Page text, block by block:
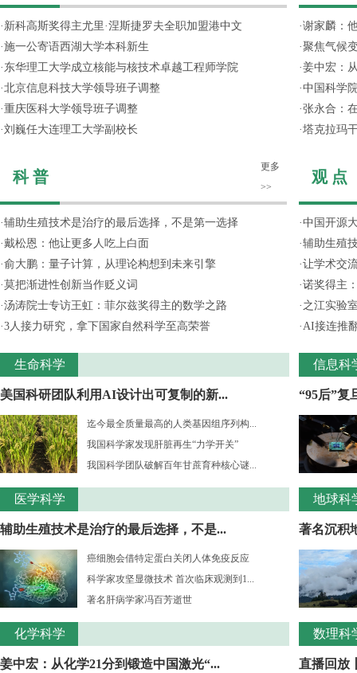
· 新科高斯奖得主尤里·涅斯捷罗夫全职加盟港中文
·施一公寄语西湖大学本科新生
· 东华理工大学成立核能与核技术卓越工程师学院
·北京信息科技大学领导班子调整
·重庆医科大学领导班子调整
·刘巍任大连理工大学副校长
科 普
更多
>>
·辅助生殖技术是治疗的最后选择，不是第一选择
·戴松恩：他让更多人吃上白面
·俞大鹏：量子计算，从理论构想到未来引擎
·莫把渐进性创新当作贬义词
·汤涛院士专访王虹：菲尔兹奖得主的数学之路
·3人接力研究，拿下国家自然科学至高荣誉
生命科学
美国科研团队利用AI设计出可复制的新...
迄今最全质量最高的人类基因组序列构...
我国科学家发现肝脏再生“力学开关”
我国科学团队破解百年甘蔗育种核心谜...
医学科学
辅助生殖技术是治疗的最后选择，不是...
癌细胞会借特定蛋白关闭人体免疫反应
科学家攻坚显微技术 首次临床观测到1...
著名肝病学家冯百芳逝世
化学科学
姜中宏：从化学21分到锻造中国激光“...
·谢家麟：
·聚焦气候
·姜中宏：
·中国科学
·张永合：
·塔克拉玛
观 点
·中国开源
·辅助生殖
·让学术交
·诺奖得主
· 之江实验
·AI接连推
信息科
“95后”复
地球科
著名沉积
数理科
直播回放